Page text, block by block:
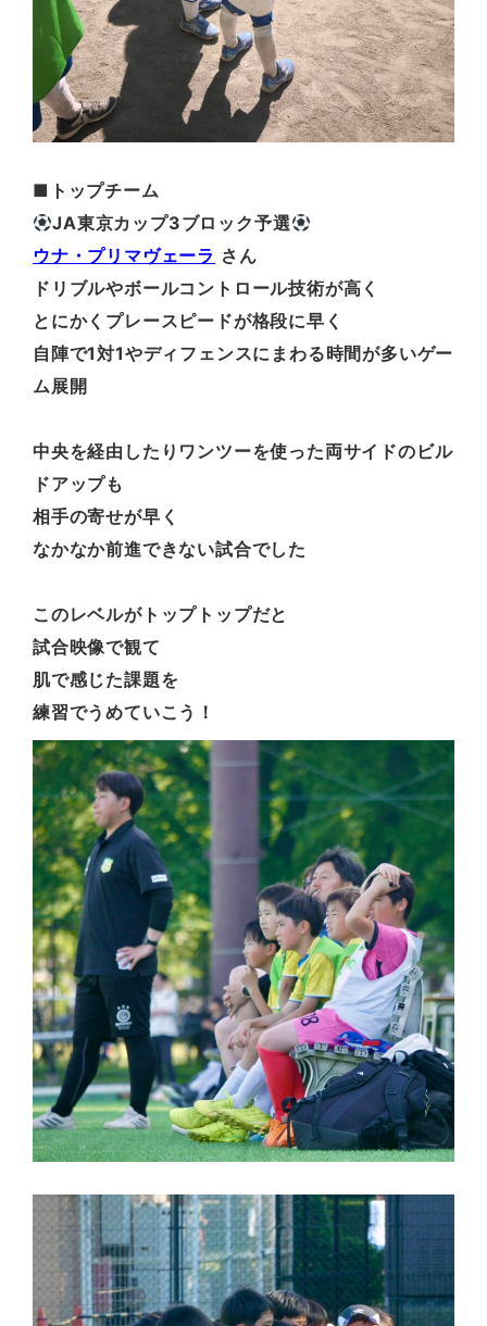
■トップチーム
JA東京カップ3ブロック予選
ウナ・プリマヴェーラ さん
ドリブルやボールコントロール技術が高く
とにかくプレースピードが格段に早く
自陣で1対1やディフェンスにまわる時間が多いゲー
ム展開
中央を経由したりワンツーを使った両サイドのビル
ドアップも
相手の寄せが早く
なかなか前進できない試合でした
このレベルがトップトップだと
試合映像で観て
肌で感じた課題を
練習でうめていこう！